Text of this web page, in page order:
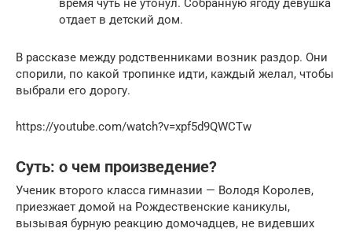
время чуть не утонул. Собранную ягоду девушка
отдает в детский дом.
В рассказе между родственниками возник раздор. Они
спорили, по какой тропинке идти, каждый желал, чтобы
выбрали его дорогу.
https://youtube.com/watch?v=xpf5d9QWCTw
Суть: о чем произведение?
Ученик второго класса гимназии — Володя Королев,
приезжает домой на Рождественские каникулы,
вызывая бурную реакцию домочадцев, не видевших